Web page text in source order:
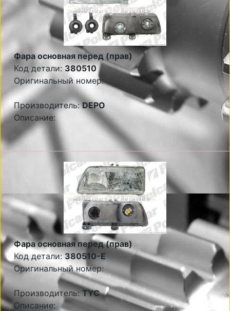
Фара основная перед (прав)
Код детали: 380510
Оригинальный номер:
Производитель:DEPO
Описание:
Фара основная перед (прав)
Код детали:380510-E
Оригинальный номер:
Производитель:TYC
Описание: